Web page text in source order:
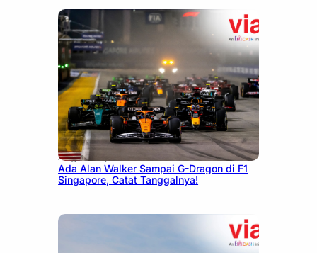
August 13, 2025
Ada Alan Walker Sampai G-Dragon di F1
Singapore, Catat Tanggalnya!